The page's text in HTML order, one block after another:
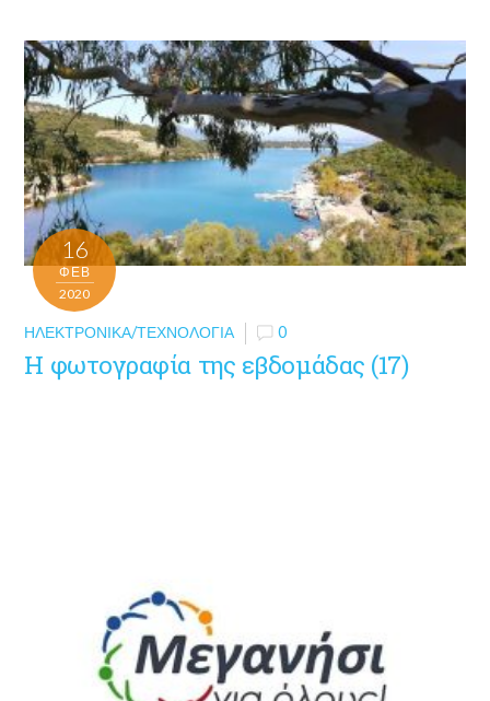
16
ΦΕΒ
2020
ΗΛΕΚΤΡΟΝΙΚΆ/ΤΕΧΝΟΛΟΓΊΑ 0
Η φωτογραφία της εβδομάδας (17)